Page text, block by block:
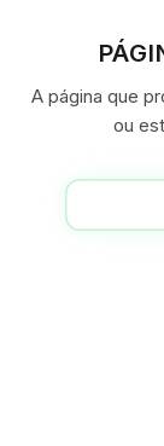
A página que
ou